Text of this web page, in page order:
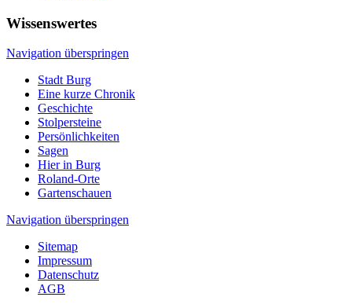
Wissenswertes
Navigation überspringen
Stadt Burg
Eine kurze Chronik
Geschichte
Stolpersteine
Persönlichkeiten
Sagen
Hier in Burg
Roland-Orte
Gartenschauen
Navigation überspringen
Sitemap
Impressum
Datenschutz
AGB